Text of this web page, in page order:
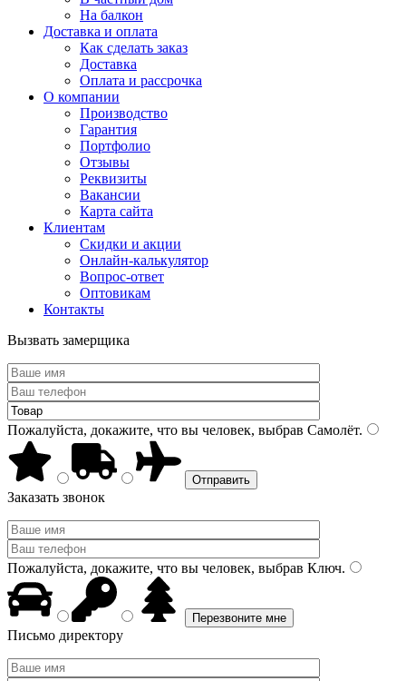
На балкон
Доставка и оплата
Как сделать заказ
Доставка
Оплата и рассрочка
О компании
Производство
Гарантия
Портфолио
Отзывы
Реквизиты
Вакансии
Карта сайта
Клиентам
Скидки и акции
Онлайн-калькулятор
Вопрос-ответ
Оптовикам
Контакты
Вызвать замерщика
Пожалуйста, докажите, что вы человек, выбрав Самолёт.
Заказать звонок
Пожалуйста, докажите, что вы человек, выбрав Ключ.
Письмо директору